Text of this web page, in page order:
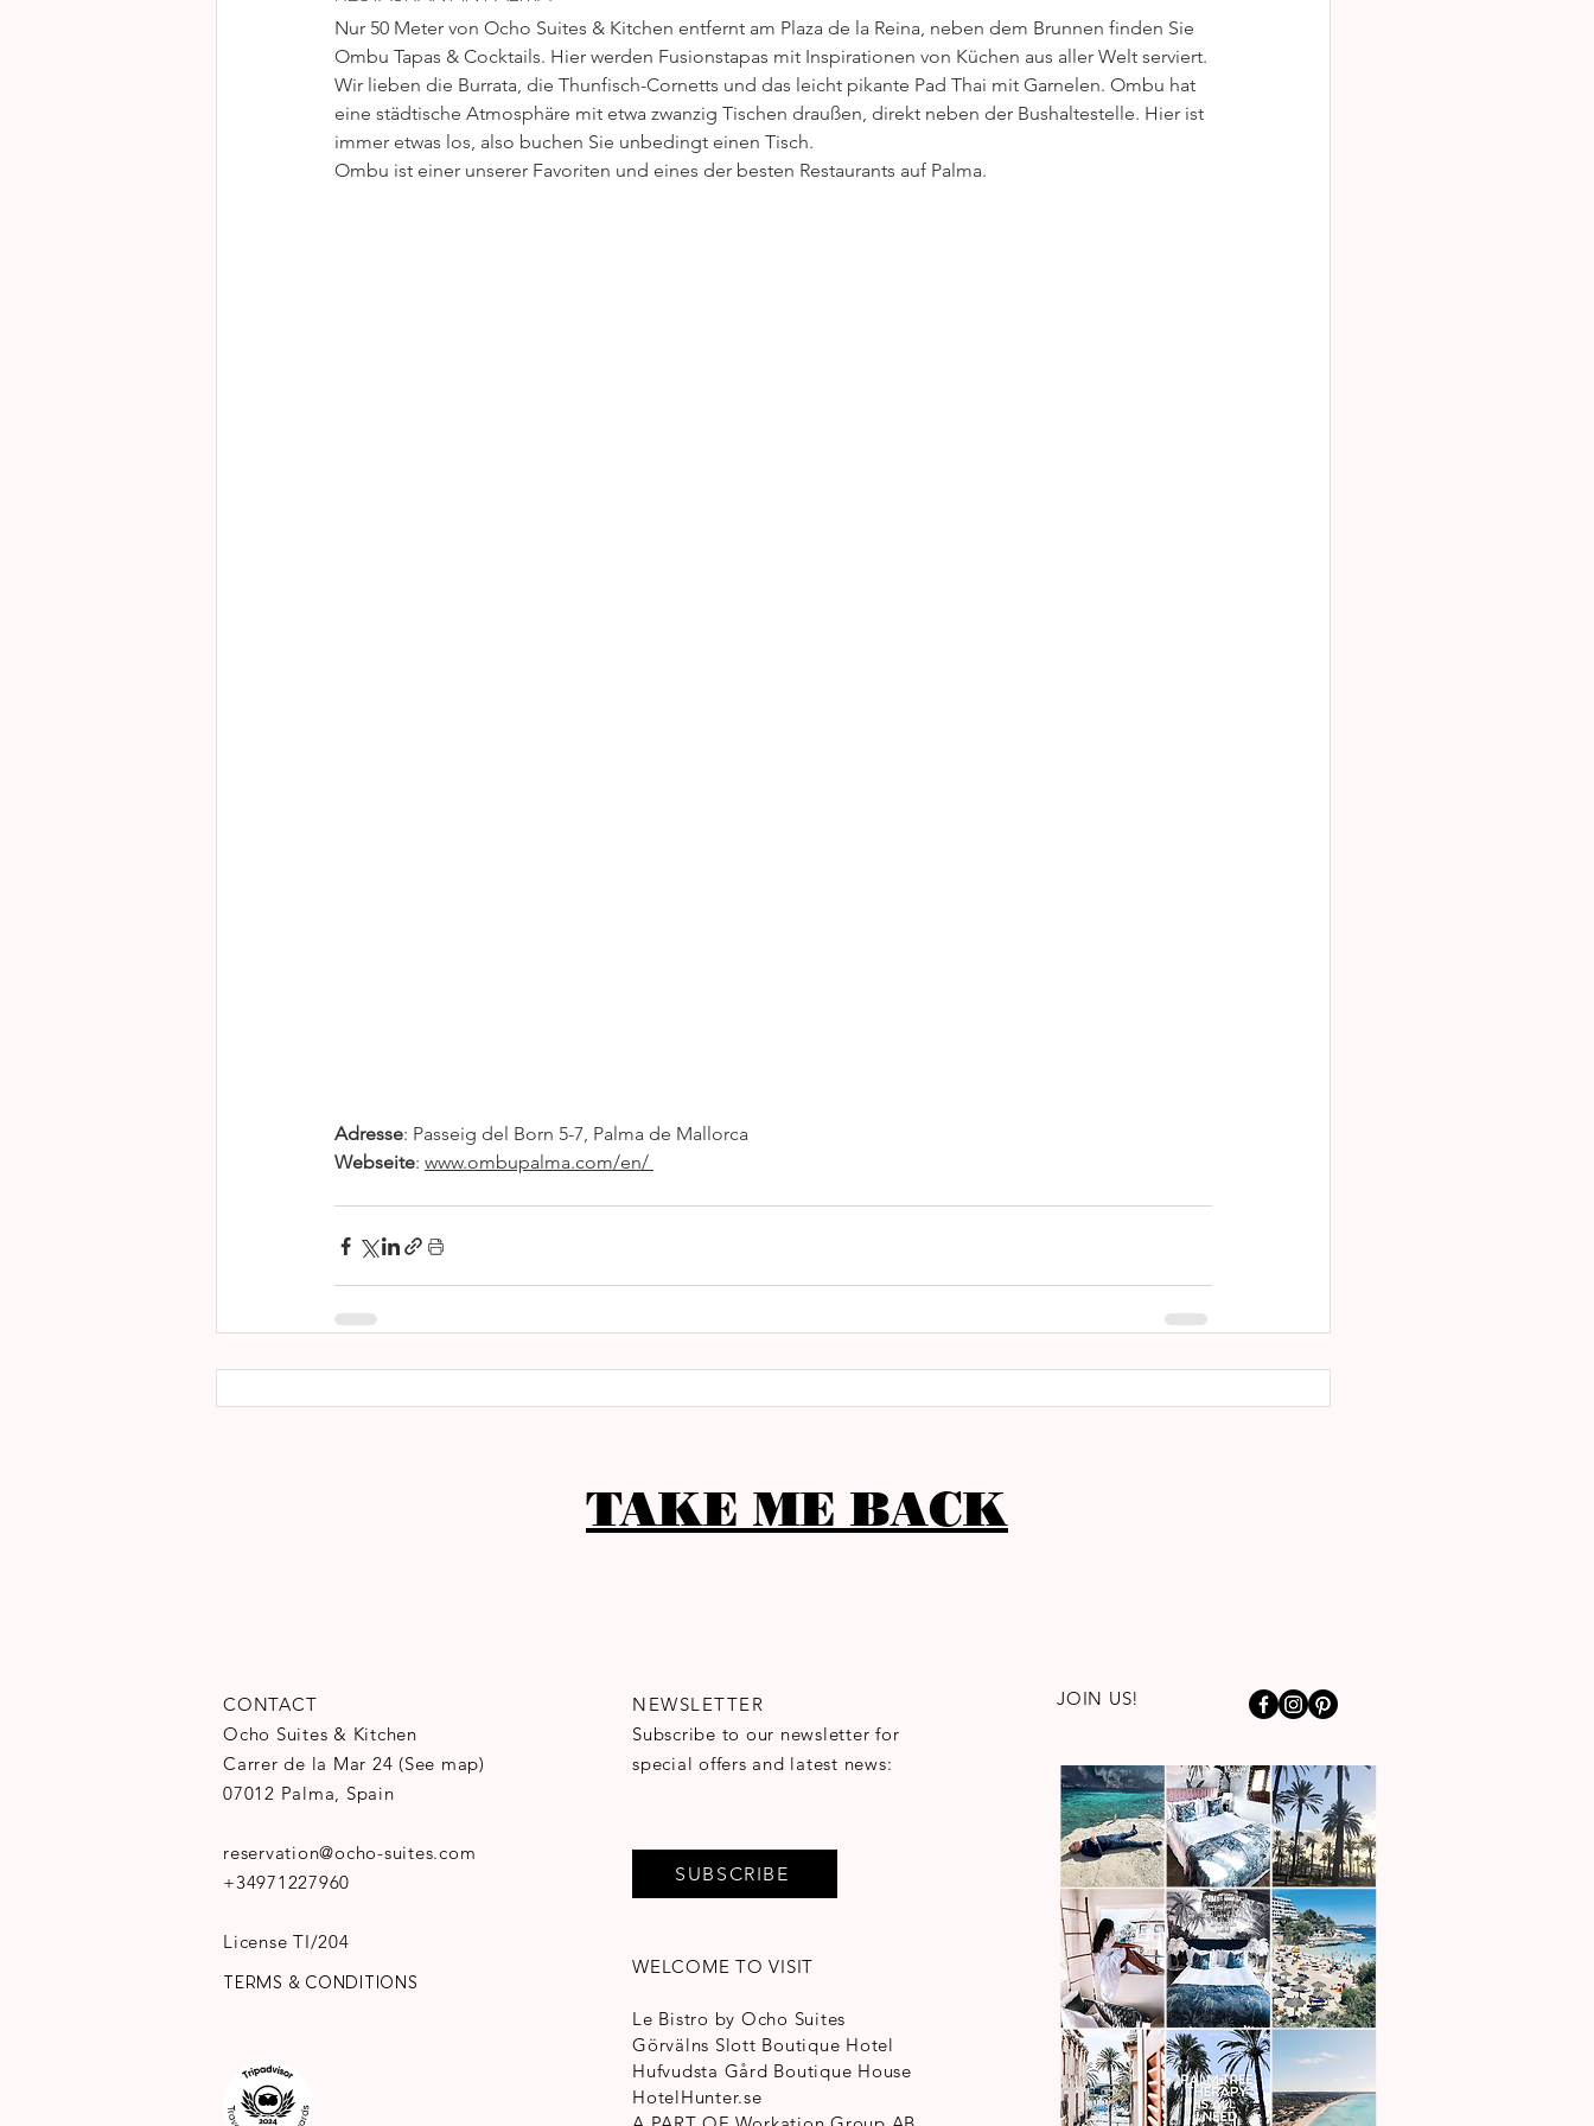
Nur 50 Meter von Ocho Suites & Kitchen entfernt am Plaza de la Reina, neben dem Brunnen finden Sie
Ombu Tapas & Cocktails. Hier werden Fusionstapas mit Inspirationen von Küchen aus aller Welt serviert.
Wir lieben die Burrata, die Thunfisch-Cornetts und das leicht pikante Pad Thai mit Garnelen. Ombu hat
eine städtische Atmosphäre mit etwa zwanzig Tischen draußen, direkt neben der Bushaltestelle. Hier ist
immer etwas los, also buchen Sie unbedingt einen Tisch.
Ombu ist einer unserer Favoriten und eines der besten Restaurants auf Palma.
Adresse: Passeig del Born 5-7, Palma de Mallorca
Webseite: www.ombupalma.com/en/
TAKE ME BACK
CONTACT
Ocho Suites & Kitchen
Carrer de la Mar 24 (See map)
07012 Palma, Spain
reservation@ocho-suites.com
+34971227960
License TI/204
TERMS & CONDITIONS
NEWSLETTER
Subscribe to our newsletter for
special offers and latest news:
SUBSCRIBE
WELCOME TO VISIT
Le Bistro by Ocho Suites
Görvälns Slott Boutique Hotel
Hufvudsta Gård Boutique House
HotelHunter.se
JOIN US!